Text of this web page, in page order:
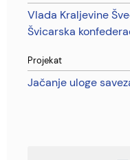
Vlada Kraljevine
Švicarska
Projekat
Jačanje uloge